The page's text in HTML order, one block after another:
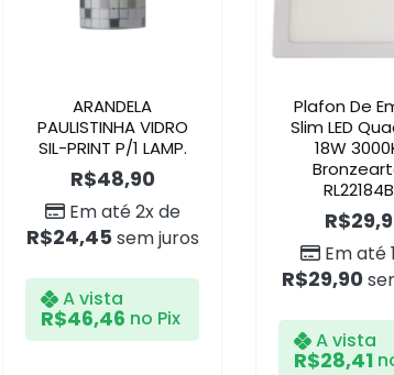
ARANDELA
PAULISTINHA VIDRO
SIL-PRINT P/1 LAMP.
R$48,90
Em até 2x de
R$24,45 sem juros
A vista
R$46,46 no Pix
Plafon De
Slim LED
18W
R$
Em até
R$29,90
A vista
R$28,41